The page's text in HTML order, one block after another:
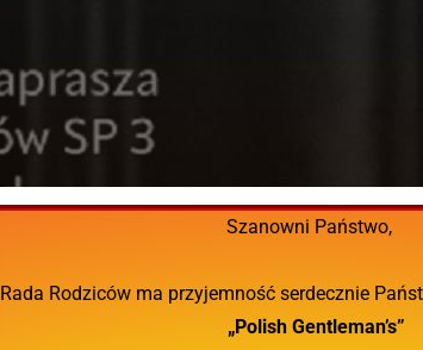
Szanowni Państwo,
Rada Rodziców ma przyjemność serdecznie
„Polish Gentleman’s”